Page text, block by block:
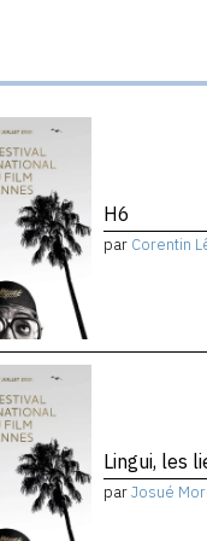
H6
par Corentin
Lingui, les
parJosué